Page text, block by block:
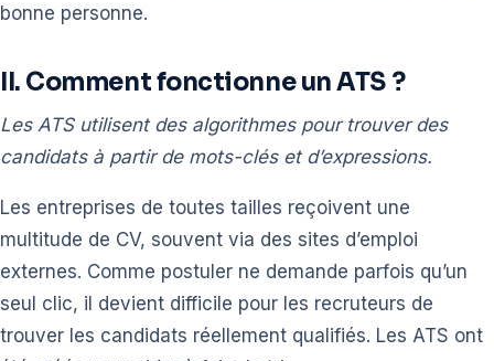
bonne personne.
II. Comment fonctionne un ATS ?
Les ATS utilisent des algorithmes pour trouver des
candidats à partir de mots-clés et d’expressions.
Les entreprises de toutes tailles reçoivent une
multitude de CV, souvent via des sites d’emploi
externes. Comme postuler ne demande parfois qu’un
seul clic, il devient difficile pour les recruteurs de
trouver les candidats réellement qualifiés. Les ATS ont